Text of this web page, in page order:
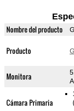
Nombre del producto
Producto
Monitora
Cámara Primaria